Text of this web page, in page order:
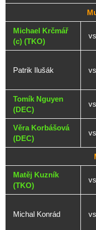
Michael Krčmář
(c) (TKO)
Patrik Ilušák
Tomík Nguyen
(DEC)
Věra Korbášová
(DEC)
Matěj Kuzník
(TKO)
Michal Konrád